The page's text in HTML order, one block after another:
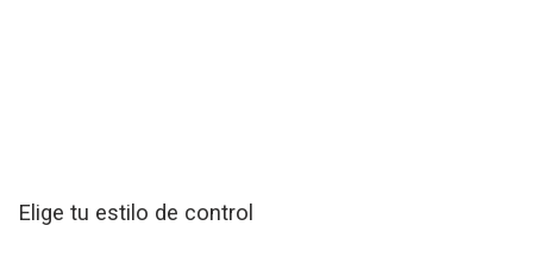
Elige tu estilo de control